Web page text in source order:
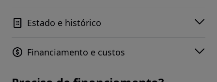
Estado e histórico
Financiamento e custos